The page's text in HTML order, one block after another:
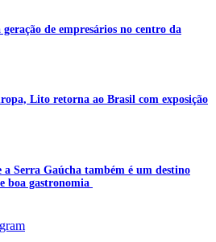
de empresários no centro da
Lito retorna ao Brasil com exposição
Serra Gaúcha também é um destino
boa gastronomia